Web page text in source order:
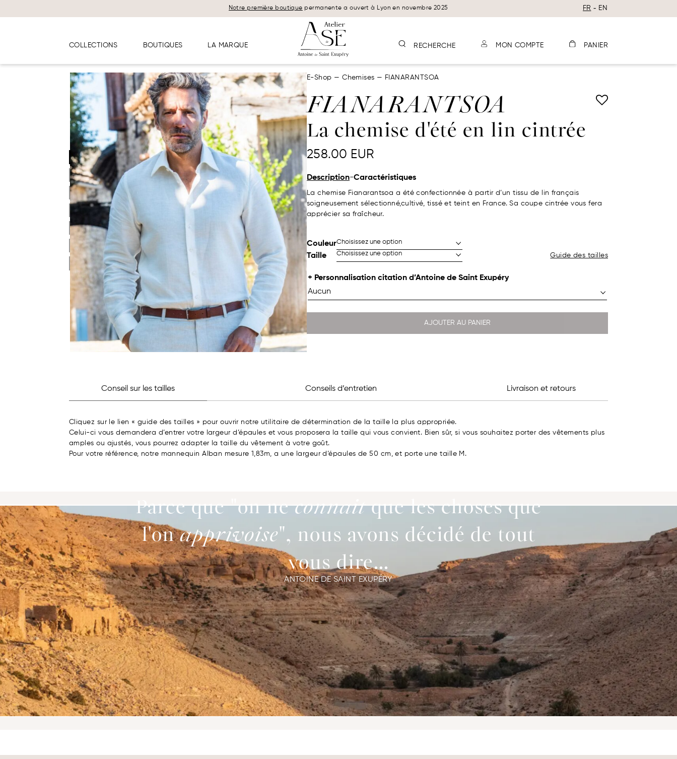
Notre première boutique permanente a ouvert à Lyon en novembre 2025 FR EN
COLLECTIONS BOUTIQUES LA MARQUE RECHERCHE MON COMPTE PANIER
E-Shop —Chemises — FIANARANTSOA
FIANARANTSOA
La chemise d'été en lin cintrée
258.00 EUR
Description-Caractéristiques
La chemise Fianarantsoa a été confectionnée à partir d’un tissu de lin français
soigneusement sélectionné,cultivé, tissé et teint en France. Sa coupe cintrée vous fera
apprécier sa fraîcheur.
Couleur
Taille
Guide des tailles
+ Personnalisation citation d’Antoine de Saint Exupéry
AJOUTER AU PANIER
Conseil sur les tailles Conseils d’entretien Livraison et retours
Cliquez sur le lien « guide des tailles » pour ouvrir notre utilitaire de détermination de la taille la plus appropriée.
Celui-ci vous demandera d’entrer votre largeur d’épaules et vous proposera la taille qui vous convient. Bien sûr, si vous souhaitez porter des vêtements plus
amples ou ajustés, vous pourrez adapter la taille du vêtement à votre goût.
Pour votre référence, notre mannequin Alban mesure 1,83m, a une largeur d’épaules de 50 cm, et porte une taille M.
Parce que "on neconnaitque les choses que
l'onapprivoise", nous avons décidé de tout
vous dire...
ANTOINE DE SAINT EXUPÉRY